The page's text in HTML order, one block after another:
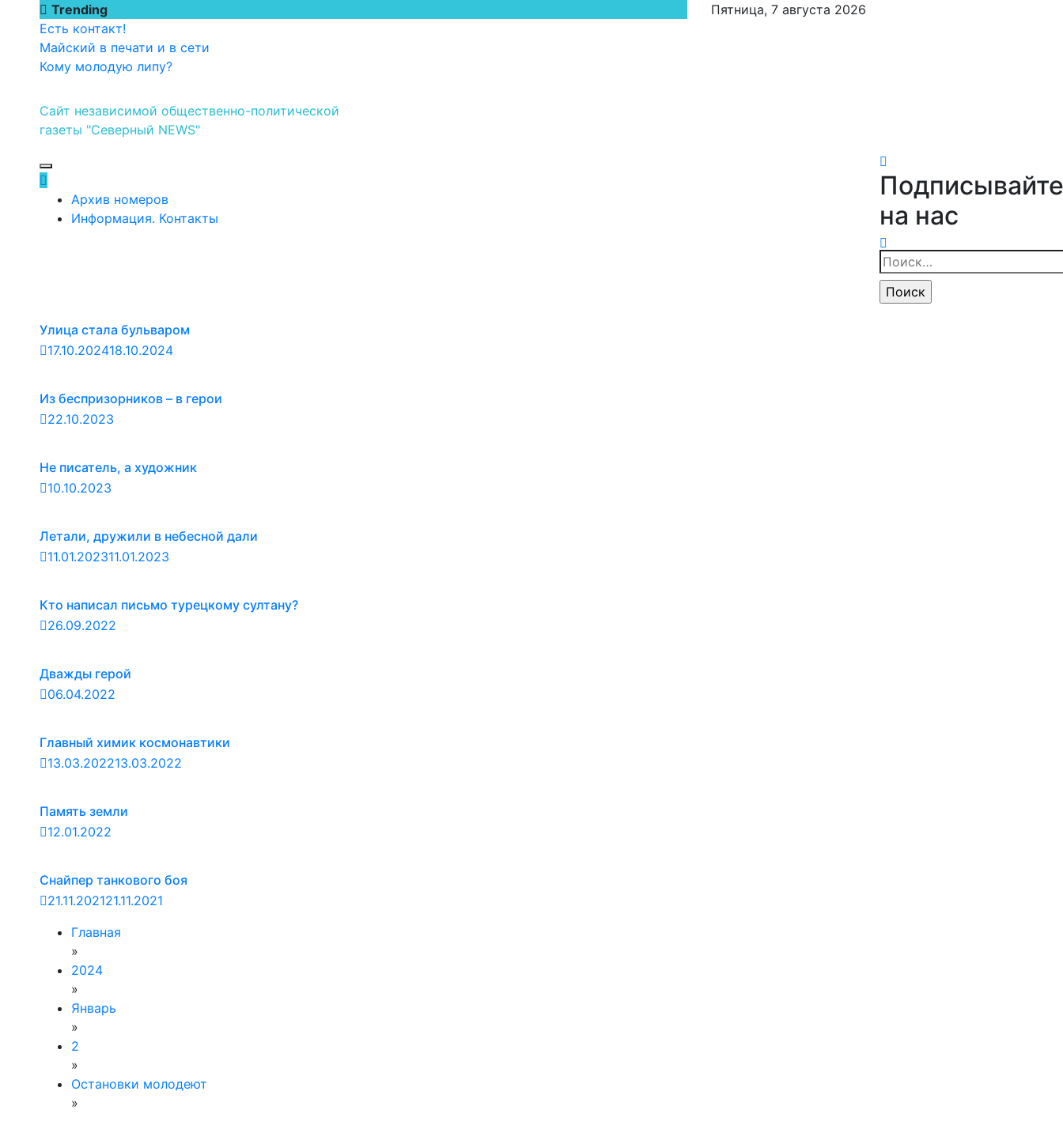
Перейти
содержимому
Trending
Есть контакт!
Майский в печати и в сети
Кому молодую липу?
Пятница, 7 августа 2026
Сайт независимой общественно-политической
газеты "Северный NEWS"
Архив номеров
Информация. Контакты
на нас
Найти:
Улица стала бульваром
17.10.202418.10.2024
Из беспризорников – в герои
22.10.2023
Не писатель, а художник
10.10.2023
Летали, дружили в небесной дали
11.01.202311.01.2023
Кто написал письмо турецкому султану?
26.09.2022
Дважды герой
06.04.2022
Главный химик космонавтики
13.03.202213.03.2022
Память земли
12.01.2022
Снайпер танкового боя
21.11.202121.11.2021
Главная
»
2024
»
Январь
»
2
»
Остановки молодеют
»